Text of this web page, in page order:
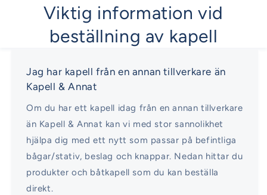
Viktig information vid
beställning av kapell
Jag har kapell från en annan tillverkare än
Kapell & Annat
Om du har ett kapell idag från en annan tillverkare
än Kapell & Annat kan vi med stor sannolikhet
hjälpa dig med ett nytt som passar på befintliga
bågar/stativ, beslag och knappar. Nedan hittar du
produkter och båtkapell som du kan beställa
direkt.